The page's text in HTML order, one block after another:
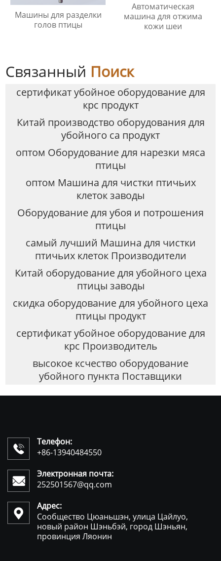
Машины для разделки
голов птицы
Автоматическая
машина для отжима
кожи шеи
Связанный Поиск
сертификат убойное оборудование для
крс продукт
Китай производство оборудования для
убойного са продукт
оптом Оборудование для нарезки мяса
птицы
оптом Машина для чистки птичьих
клеток заводы
Оборудование для убоя и потрошения
птицы
самый лучший Машина для чистки
птичьих клеток Производители
Китай оборудование для убойного цеха
птицы заводы
скидка оборудование для убойного цеха
птицы продукт
сертификат убойное оборудование для
крс Производитель
высокое ксчество оборудование
убойного пункта Поставщики

Телефон:
+86-13940484550

Электронная почта:
252501567@qq.com

Адрес:
Сообщество Цюаньшэн, улица Цайлуо,
новый район Шэньбэй, город Шэньян,
провинция Ляонин